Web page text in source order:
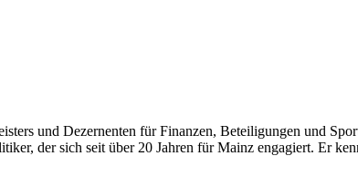
und Dezernenten für Finanzen, Beteiligungen und
der sich seit über 20 Jahren für Mainz engagiert. Er